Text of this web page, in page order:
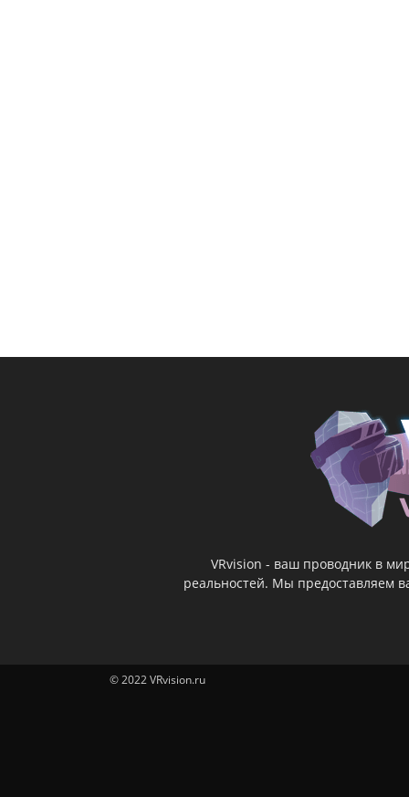
VRvision - ваш проводник в
реальностей. Мы предоставляем
© 2022 VRvision.ru